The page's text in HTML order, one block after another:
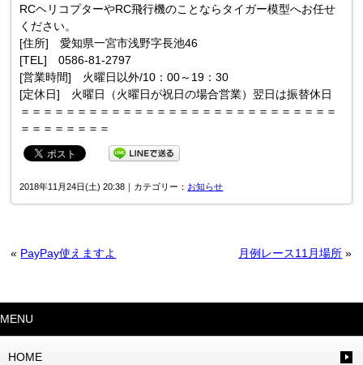
RCヘリコプターやRC飛行機のことならタイガー模型へお任せ
ください。
[住所] 愛知県一宮市浅野字長池46
[TEL] 0586-81-2797
[営業時間] 火曜日以外/10：00～19：30
[定休日] 火曜日（火曜日が祝日の場合営業）翌日は振替休日
＝＝＝＝＝＝＝＝＝＝＝＝＝＝＝＝＝＝＝＝＝＝＝＝＝＝＝＝
＝＝＝＝＝＝＝＝
2018年11月24日(土) 20:38｜カテゴリー： お知らせ
« PayPay使えますよ 月例レース11月場所 »
MENU
HOME